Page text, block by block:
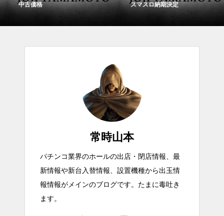
中古価格
スマスロ納期決定
常時山本
パチンコ業界のホールの出店・閉店情報、最
新情報や新台入替情報、設置機種から出玉情
報情報がメインのブログです。たまに毒吐き
ます。